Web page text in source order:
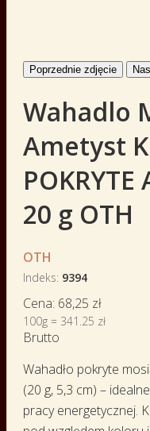
Poprzednie zdjęcie
Wahadlo
Ametyst
POKRYTE
20 g OTH
OTH
Indeks 9394
Cena: 68,25 zł
100g = 341.25 zł
Brutto
Wahadło pokryte
(20 g, 5,3 cm) –
pracy energetycznej.